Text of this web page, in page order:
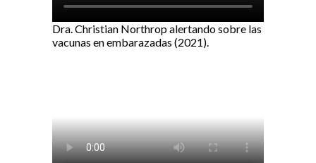
Dra. Christian Northrop alertando sobre las
vacunas en embarazadas (2021).